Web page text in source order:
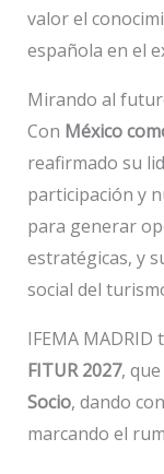
valor el
española en el
Mirando al
Con México
reafirmado su
participación y
para generar
estratégicas, y
social del
IFEMA
FITUR 2027,
Socio, dando
marcando el